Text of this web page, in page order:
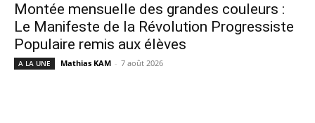
Montée mensuelle des grandes couleurs :
Le Manifeste de la Révolution Progressiste
Populaire remis aux élèves
A LA UNE Mathias KAM - 7 août 2026